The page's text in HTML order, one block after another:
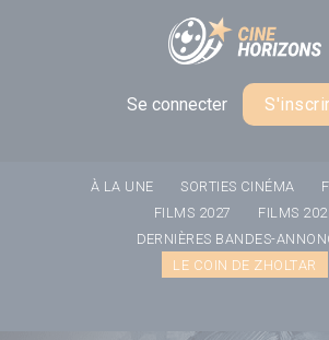
Se connecter
À LA UNE SORTIES CINÉMA
FILMS 2027
FILMS
DERNIÈRES BANDES-
LE COIN DE ZHOLTAR
Panneau de gestion des cookies